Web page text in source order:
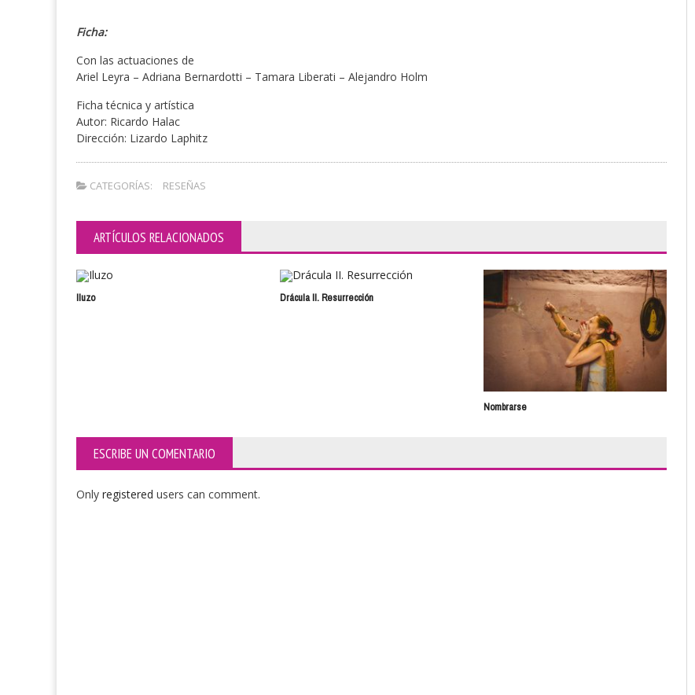
Ficha:
Con las actuaciones de
Ariel Leyra – Adriana Bernardotti – Tamara Liberati – Alejandro Holm
Ficha técnica y artística
Autor: Ricardo Halac
Dirección: Lizardo Laphitz
CATEGORÍAS: RESEÑAS
ARTÍCULOS RELACIONADOS
Iluzo Drácula II. Resurrección
Nombrarse
ESCRIBE UN COMENTARIO
Only registered users can comment.